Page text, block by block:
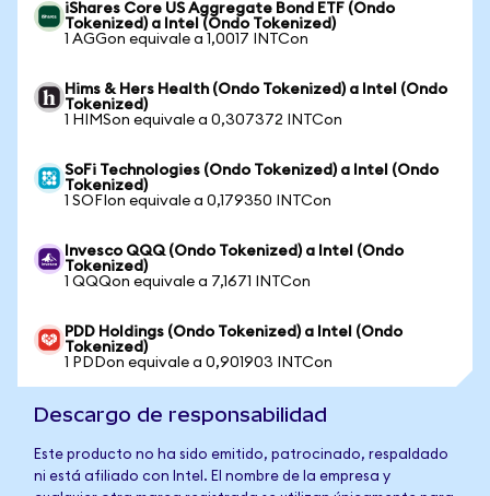
iShares Core US Aggregate Bond ETF (Ondo
Tokenized) a Intel (Ondo Tokenized)
1 AGGon equivale a 1,0017 INTCon
Hims & Hers Health (Ondo Tokenized) a Intel (Ondo
Tokenized)
1 HIMSon equivale a 0,307372 INTCon
SoFi Technologies (Ondo Tokenized) a Intel (Ondo
Tokenized)
1 SOFIon equivale a 0,179350 INTCon
Invesco QQQ (Ondo Tokenized) a Intel (Ondo
Tokenized)
1 QQQon equivale a 7,1671 INTCon
PDD Holdings (Ondo Tokenized) a Intel (Ondo
Tokenized)
1 PDDon equivale a 0,901903 INTCon
Descargo de responsabilidad
Este producto no ha sido emitido, patrocinado, respaldado
ni está afiliado con Intel. El nombre de la empresa y